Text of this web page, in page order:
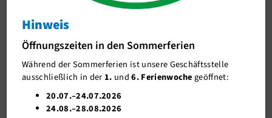
Wanderland
Von Schöller durch den Osterholzer Busch
J-Team
Stellenangebote
Förderverein me-sport e.V.
Mitgliederservice
Hinweis
Öffnungszeiten in den Sommerferien
Während der Sommerferien ist unsere Geschäftsstelle
ausschließlich in der 1. und6. Ferienwochegeöffnet:
20.07.–24.07.2026
24.08.–28.08.2026